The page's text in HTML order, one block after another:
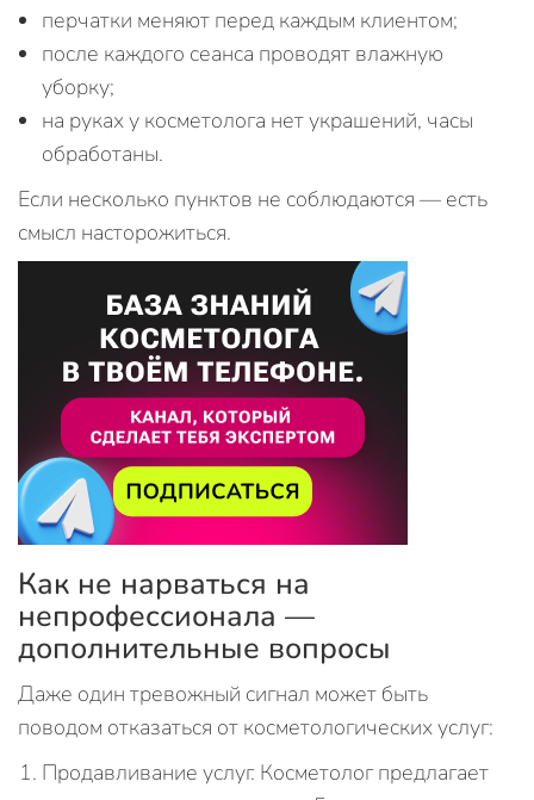
перчатки меняют перед каждым клиентом;
после каждого сеанса проводят влажную
уборку;
на руках у косметолога нет украшений, часы
обработаны.
Если несколько пунктов не соблюдаются — есть
смысл насторожиться.
Как не нарваться на
непрофессионала —
дополнительные вопросы
Даже один тревожный сигнал может быть
поводом отказаться от косметологических услуг:
Продавливание услуг. Косметолог предлагает